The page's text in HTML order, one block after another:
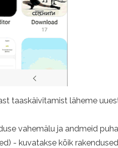
taaskäivitamist läheme
vahemälu ja andmeid
- kuvatakse kõik